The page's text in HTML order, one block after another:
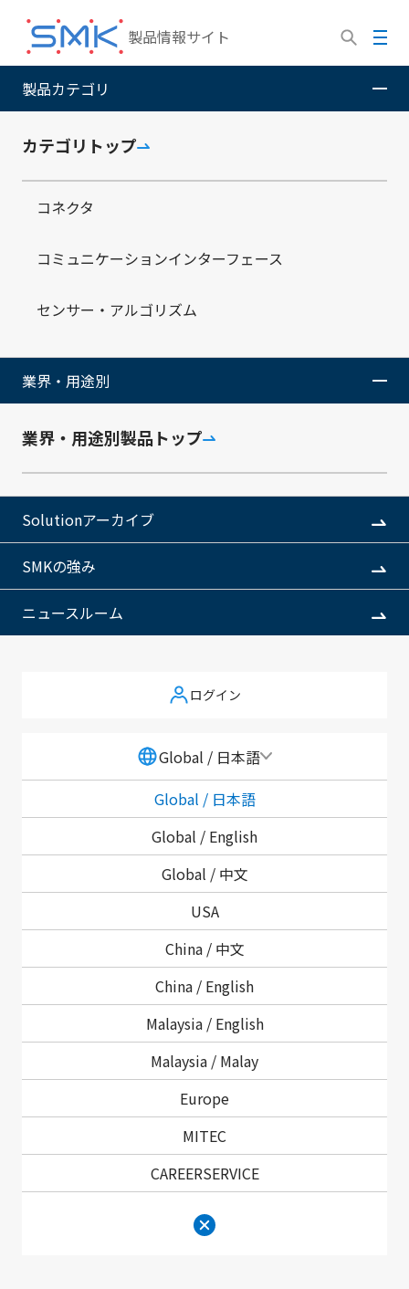
製品情報サイト
製品カテゴリ
カテゴリトップ
コネクタ
コミュニケーションインターフェース
センサー・アルゴリズム
業界・用途別
業界・用途別製品トップ
Solutionアーカイブ
SMKの強み
ニュースルーム
ログイン
Global / 日本語
Global / 日本語
Global / English
Global / 中文
USA
China / 中文
China / English
Malaysia / English
Malaysia / Malay
Europe
MITEC
CAREERSERVICE
SMK株式会社 SCI事業部
SCI事業部とは、リモコン、スイッチ、カメラモジュー
ルなど幅広い製品を扱っている事業部です。IoT時代を
支える「Sensing技術」、情報社会の発展に寄与する
「Communication技術」、自動車などの操作性を向上
しい事業、新しい商品の開発を行っています。
事業部長メッセージ
SCI事業部の取り組みと製品
社会課題解決に向けた取り組み
事業部長メッセージ
保有する技術のシナジー効果を引き出
し、新規事業の創出を加速
SCI事業部長 伊東崇